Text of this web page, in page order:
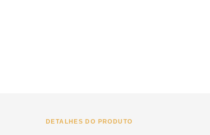
DETALHES DO PRODUTO